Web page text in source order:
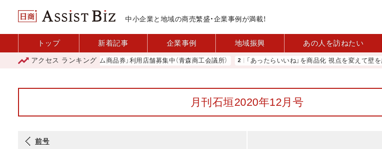
中小企業と地域の商売繁盛・企業事例が満載！
トップ 新着記事 企業事例 地域振興 あの人を訪ねたい
アクセス ランキング
「青森市プレミアム商品券」利用店舗募集中（青森商工会議所） 「あったらいいね」を商品化 視点を変えて壁を越える女性
月刊石垣2020年12月号
前号